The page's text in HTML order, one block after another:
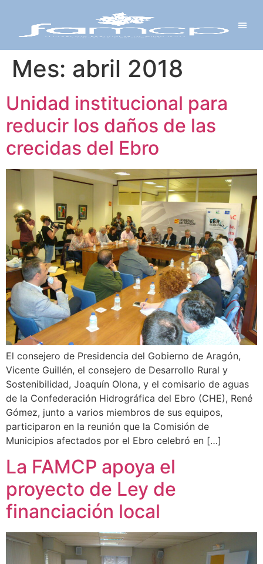
Mes: abril 2018
Unidad institucional para
reducir los daños de las
crecidas del Ebro
El consejero de Presidencia del Gobierno de Aragón,
Vicente Guillén, el consejero de Desarrollo Rural y
Sostenibilidad, Joaquín Olona, y el comisario de aguas
de la Confederación Hidrográfica del Ebro (CHE), René
Gómez, junto a varios miembros de sus equipos,
participaron en la reunión que la Comisión de
Municipios afectados por el Ebro celebró en […]
La FAMCP apoya el
proyecto de Ley de
financiación local